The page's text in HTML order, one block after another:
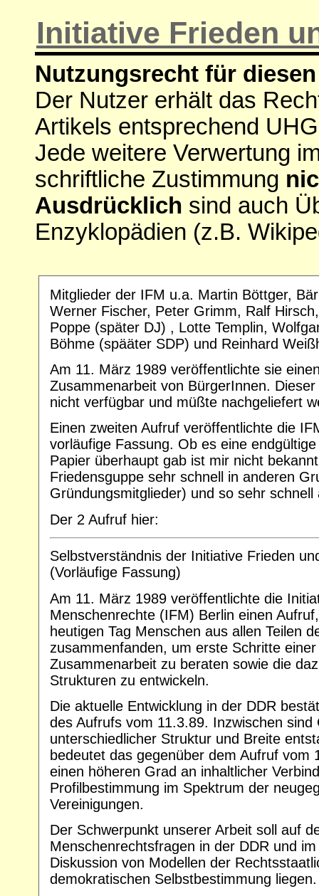
Initiative Frieden
Nutzungsrecht für
Der Nutzer erhält das
Artikels entsprechend
Jede weitere Verwertung
schriftliche Zustimmung
Ausdrücklich sind auch
Enzyklopädien (z.B.
Mitglieder der IFM u.a. Martin Böttger,
Werner Fischer, Peter Grimm, Ralf
Poppe (später DJ) , Lotte Templin,
Böhme (spääter SDP) und Reinhard
Am 11. März 1989 veröffentlichte sie
Zusammenarbeit von BürgerInnen.
nicht verfügbar und müßte nachgeliefert
Einen zweiten Aufruf veröffentlichte die
vorläufige Fassung. Ob es eine
Papier überhaupt gab ist mir nicht
Friedensguppe sehr schnell in anderen
Gründungsmitglieder) und so sehr
Der 2 Aufruf hier:
Selbstverständnis der Initiative Frieden
(Vorläufige Fassung)
Am 11. März 1989 veröffentlichte die
Menschenrechte (IFM) Berlin einen
heutigen Tag Menschen aus allen Teilen
zusammenfanden, um erste Schritte
Zusammenarbeit zu beraten sowie die
Strukturen zu entwickeln.
Die aktuelle Entwicklung in der DDR
des Aufrufs vom 11.3.89. Inzwischen sind
unterschiedlicher Struktur und Breite
bedeutet das gegenüber dem Aufruf vom
einen höheren Grad an inhaltlicher
Profilbestimmung im Spektrum der
Vereinigungen.
Der Schwerpunkt unserer Arbeit soll auf
Menschenrechtsfragen in der DDR und
Diskussion von Modellen der
demokratischen Selbstbestimmung liegen.